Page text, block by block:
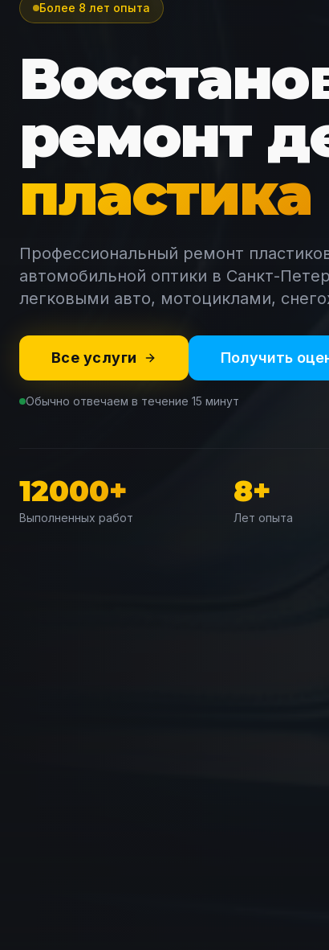
Более 8 лет опыта
ремонт
пластика
Профессиональный ремонт
автомобильной оптики в Санкт-
легковыми авто, мотоциклами,
Все услуги Получить
Обычно отвечаем в течение 15 минут
12000+
Выполненных работ
8+
Лет опыта